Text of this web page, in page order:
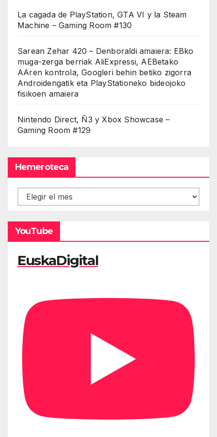
La cagada de PlayStation, GTA VI y la Steam
Machine – Gaming Room #130
Sarean Zehar 420 – Denboraldi amaiera: EBko
muga-zerga berriak AliExpressi, AEBetako
AAren kontrola, Googleri behin betiko zigorra
Androidengatik eta PlayStationeko bideojoko
fisikoen amaiera
Nintendo Direct, Ñ3 y Xbox Showcase –
Gaming Room #129
Hemeroteca
Hemeroteca
YouTube
EuskaDigital